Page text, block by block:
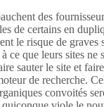
des
de certains en
le risque de graves
ce que leurs sites ne
sauter le site et
de recherche.
convoités